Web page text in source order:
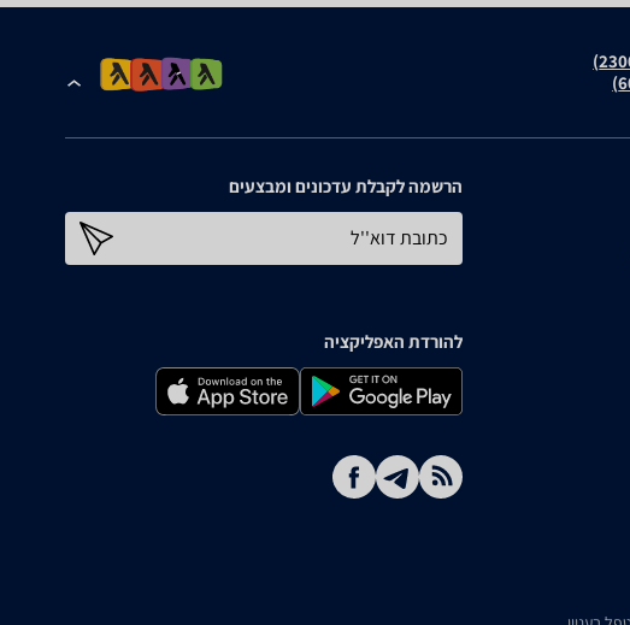
הרשמה לקבלת עדכונים ומבצעים
כתובת דוא''ל
להורדת האפליקציה